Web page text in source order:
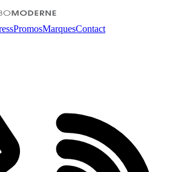
PromosMarquesContact